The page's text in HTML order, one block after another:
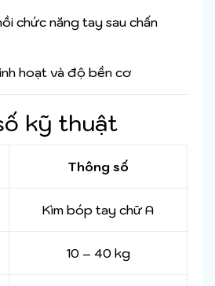
chức năng tay sau chấn
hoạt và độ bền cơ
kỹ thuật
Thông số
Kìm bóp tay chữ A
10 – 40 kg